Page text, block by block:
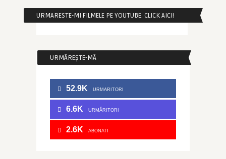
URMARESTE-MI FILMELE PE YOUTUBE. CLICK AICI!
URMĂREȘTE-MĂ
52.9K URMARITORI
6.6K URMĂRITORI
2.6K ABONATI